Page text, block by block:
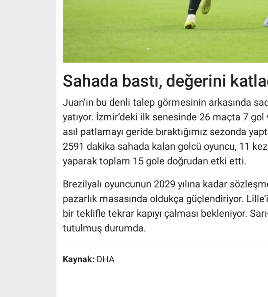
Sahada bastı, değerini
Juan’ın bu denli talep görmesinin arkasında
yatıyor. İzmir’deki ilk senesinde 26 maçta 7
asıl patlamayı geride bıraktığımız sezonda
2591 dakika sahada kalan golcü oyuncu, 11
yaparak toplam 15 gole doğrudan etki etti.
Brezilyalı oyuncunun 2029 yılına kadar
pazarlık masasında oldukça güçlendiriyor.
bir teklifle tekrar kapıyı çalması bekleniyor.
tutulmuş durumda.
Kaynak: DHA